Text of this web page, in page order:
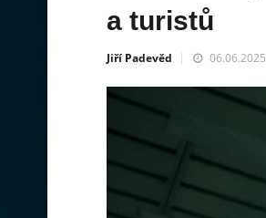
a turistů
Jiří Padevěd 06.06.2025